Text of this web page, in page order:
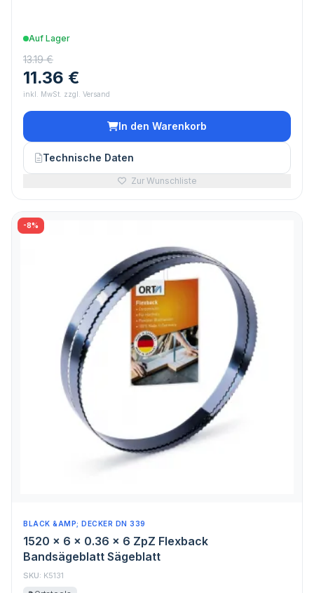
Auf Lager
13.19 €
11.36 €
inkl. MwSt. zzgl. Versand
In den Warenkorb
Technische Daten
Zur Wunschliste
-8%
BLACK &AMP; DECKER DN 339
1520 x 6 x 0.36 x 6 ZpZ Flexback
Bandsägeblatt Sägeblatt
SKU: K5131